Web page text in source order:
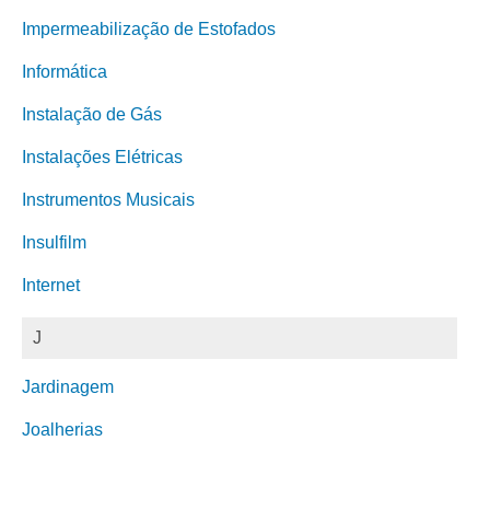
Impermeabilização de Estofados
Informática
Instalação de Gás
Instalações Elétricas
Instrumentos Musicais
Insulfilm
Internet
J
Jardinagem
Joalherias